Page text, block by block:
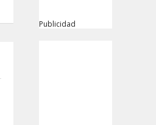
Publicidad